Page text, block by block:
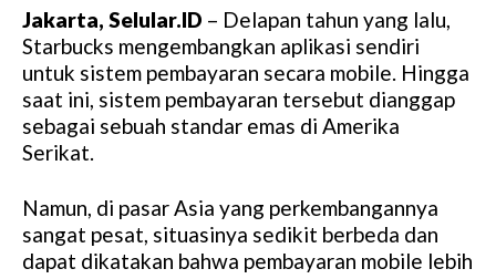
Jakarta, Selular.ID – Delapan tahun yang lalu,
Starbucks mengembangkan aplikasi sendiri
untuk sistem pembayaran secara mobile. Hingga
saat ini, sistem pembayaran tersebut dianggap
sebagai sebuah standar emas di Amerika
Serikat.
Namun, di pasar Asia yang perkembangannya
sangat pesat, situasinya sedikit berbeda dan
dapat dikatakan bahwa pembayaran mobile lebih